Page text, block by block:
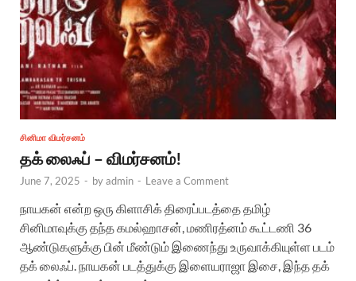
சினிமா விமர்சனம்
தக் லைஃப் – விமர்சனம்!
June 7, 2025 - byadmin - Leave a Comment
நாயகன் என்ற ஒரு கிளாசிக் திரைப்படத்தை தமிழ்
சினிமாவுக்கு தந்த கமல்ஹாசன், மணிரத்னம் கூட்டணி 36
ஆண்டுகளுக்கு பின் மீண்டும் இணைந்து உருவாக்கியுள்ள படம்
தக் லைஃப். நாயகன் படத்துக்கு இளையராஜா இசை, இந்த தக்